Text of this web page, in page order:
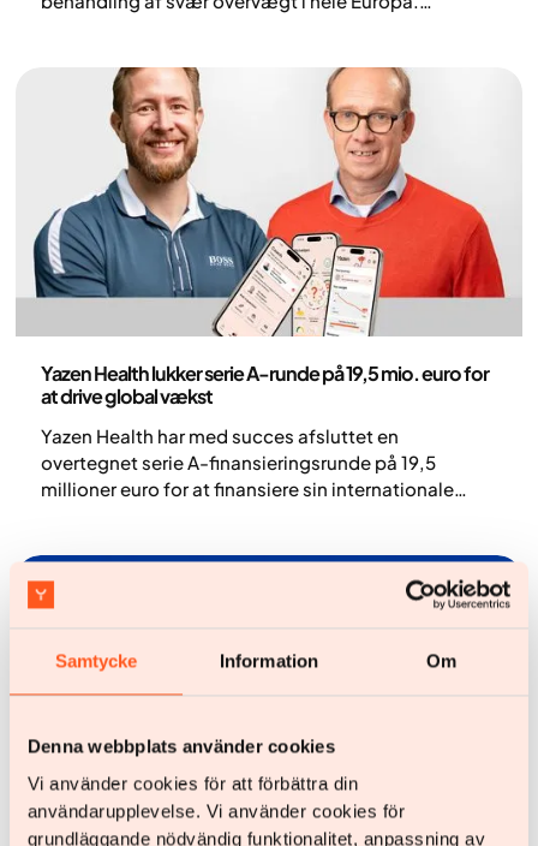
Samtycke Information Om
Denna webbplats använder cookies
Vi använder cookies för att förbättra din
användarupplevelse. Vi använder cookies för
grundläggande nödvändig funktionalitet, anpassning av
Yazen Health lukker serie A-runde på 19,5 mio. euro for
at drive global vækst
Yazen Health har med succes afsluttet en
overtegnet serie A-finansieringsrunde på 19,5
millioner euro for at finansiere sin internationale
behandlingsmodel for svær overvægt, der
kombinerer moderne vægttabsmedicin med